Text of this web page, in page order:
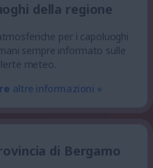
della regione
per i capoluoghi
sempre informato sulle
meteo.
altre informazioni «
di Bergamo